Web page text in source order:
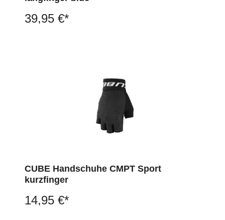
39,95 €*
CUBE Handschuhe CMPT Sport
kurzfinger
14,95 €*